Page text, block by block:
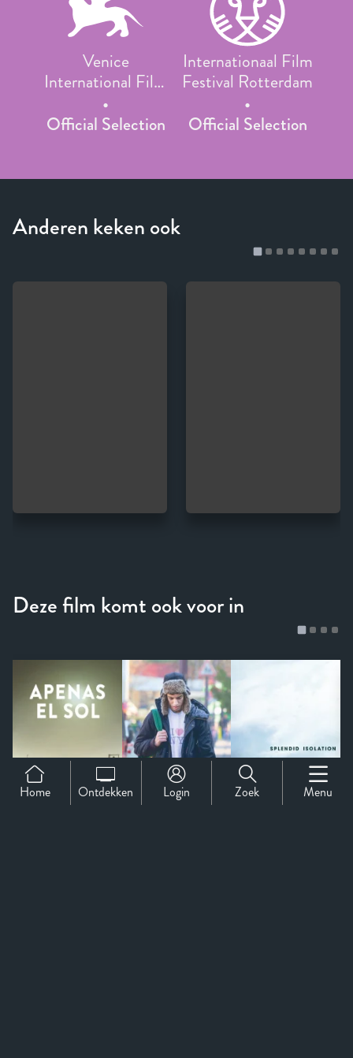
Venice
International Film
Festival
Official Selection
Internationaal Film
Festival Rotterdam
Official Selection
Home Ontdekken Login Zoek Menu